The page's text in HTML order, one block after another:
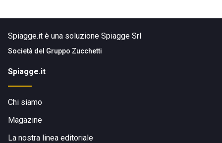
Spiagge.it è una soluzione Spiagge Srl
Società del Gruppo Zucchetti
Spiagge.it
Chi siamo
Magazine
La nostra linea editoriale